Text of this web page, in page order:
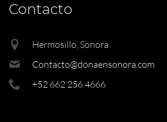
Contacto
Hermosillo, Sonora
Contacto@donaensonora.com
+52 662 256 4666